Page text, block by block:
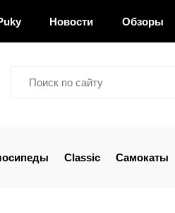
Новости Обзоры
Classic Самокаты